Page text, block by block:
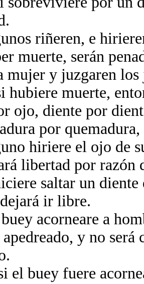
riñeren, e
muerte, serán
mujer y juzgaren los
hubiere muerte,
ojo, diente por
por
hiriere el ojo de
libertad por razón
saltar un
ir libre.
acorneare a
y no
el buey fuere